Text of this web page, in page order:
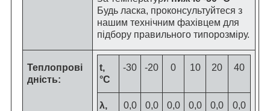
Будь ласка, проконсультуйтеся з
нашим технічним фахівцем для
підбору правильного типорозміру.
Теплопрові
дність:
t,
°C
-30 -20 0 10 20 40
λ,
0,0
0,0
0,0
0,0
0,0
0,0